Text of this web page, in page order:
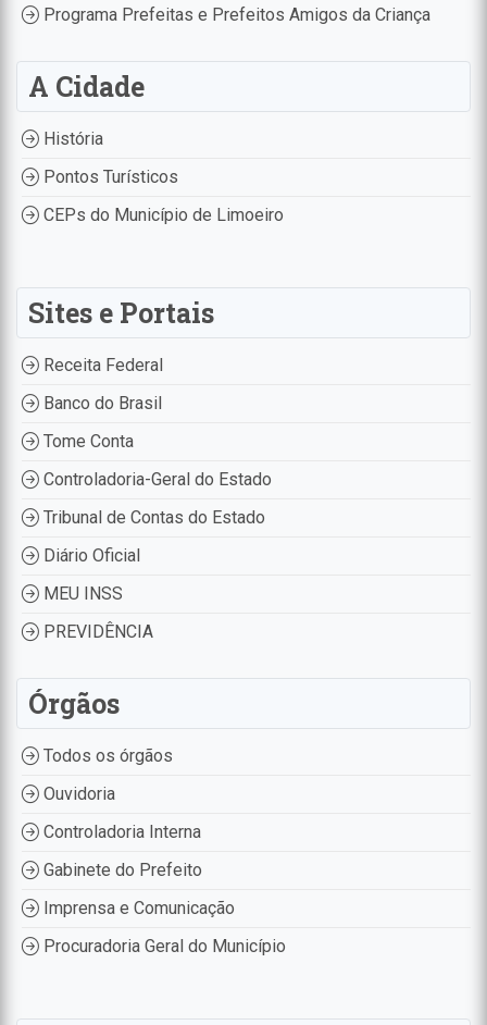
Programa Prefeitas e Prefeitos Amigos da Criança
A Cidade
História
Pontos Turísticos
CEPs do Município de Limoeiro
Sites e Portais
Receita Federal
Banco do Brasil
Tome Conta
Controladoria-Geral do Estado
Tribunal de Contas do Estado
Diário Oficial
MEU INSS
PREVIDÊNCIA
Órgãos
Todos os órgãos
Ouvidoria
Controladoria Interna
Gabinete do Prefeito
Imprensa e Comunicação
Procuradoria Geral do Município